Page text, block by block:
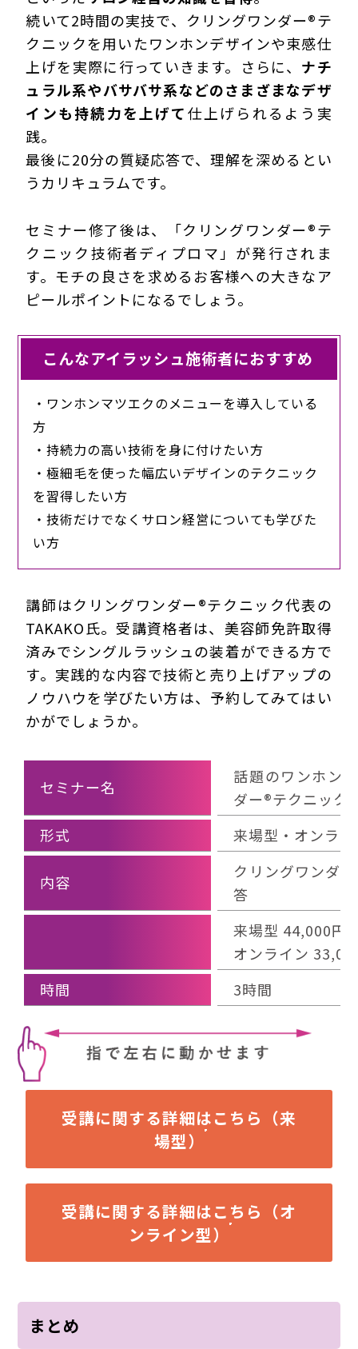
続いて2時間の実技で、クリングワンダー®テ
クニックを用いたワンホンデザインや束感仕
上げを実際に行っていきます。さらに、 ナチ
ュラル系やバサバサ系などのさまざまなデザ
インも持続力を上げて仕上げられるよう実
践。
最後に20分の質疑応答で、理解を深めるとい
うカリキュラムです。
セミナー修了後は、「クリングワンダー®テ
クニック技術者ディプロマ」が発行されま
す。モチの良さを求めるお客様への大きなア
ピールポイントになるでしょう。
こんなアイラッシュ施術者におすすめ
・ワンホンマツエクのメニューを導入している
方
・持続力の高い技術を身に付けたい方
・極細毛を使った幅広いデザインのテクニック
を習得したい方
・技術だけでなくサロン経営についても学びた
い方
講師はクリングワンダー®テクニック代表の
TAKAKO氏。受講資格者は、美容師免許取得
済みでシングルラッシュの装着ができる方で
す。実践的な内容で技術と売り上げアップの
ノウハウを学びたい方は、予約してみてはい
かがでしょうか。
セミナー名
話題のワンホン
ダー®テクニック
形式
来場型・オンラ
内容
クリングワンダ
答
来場型 44,000円
オンライン
時間
3時間
受講に関する詳細はこちら（来
場型）
受講に関する詳細はこちら（オ
ンライン型）
まとめ